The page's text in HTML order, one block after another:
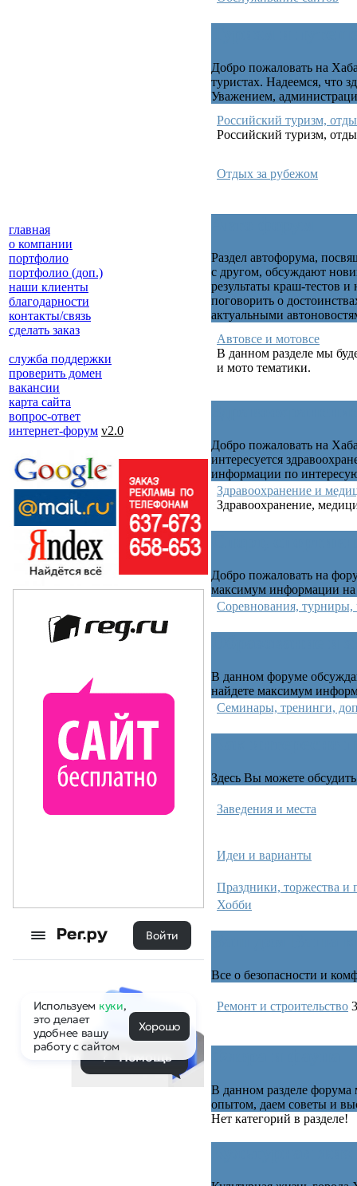
главная
о компании
портфолио
портфолио (доп.)
наши клиенты
благодарности
контакты/связь
сделать заказ
служба поддержки
проверить домен
вакансии
карта сайта
вопрос-ответ
интернет-форум v2.0
Добро пожаловать на
туристах. Надеемся, что
Уважением,
Российский туризм,
Российский туризм,
Отдых за рубежом
Раздел автофорума,
с другом, обсуждают
результаты краш-тестов
поговорить о
актуальными
Автовсе и мотовсе
В данном разделе мы
и мото тематики.
Добро пожаловать на
интересуется
информации по
Здравоохранение и
Здравоохранение,
Добро пожаловать на
максимум информации
Соревнования,
В данном форуме
найдете максимум
Семинары, тренинги,
Здесь Вы можете
Заведения и места
Идеи и варианты
Праздники, торжества и
Хобби
Все о безопасности и
Ремонт и строительство 3
В данном разделе
опытом, даем советы и
Нет категорий в разделе!